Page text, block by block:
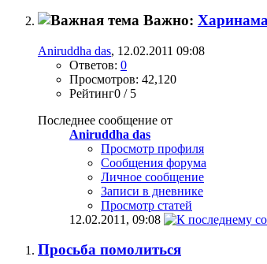
Важно:
Aniruddha das, 12.02.2011 09:08
Ответов: 0
Просмотров: 42,120
Рейтинг0 / 5
Последнее сообщение от
Aniruddha das
Просмотр профиля
Сообщения форума
Личное сообщение
Записи в дневнике
Просмотр статей
12.02.2011, 09:08
Просьба помолиться